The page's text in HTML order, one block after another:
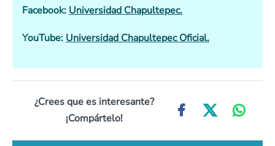
Facebook: Universidad Chapultepec.
YouTube: Universidad Chapultepec Oficial.
¿Crees que es interesante?
¡Compártelo!